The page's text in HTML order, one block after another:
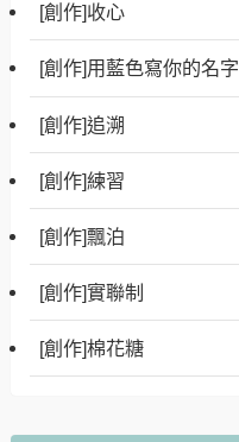
[創作]收心
[創作]用藍色寫你的名字
[創作]追溯
[創作]練習
[創作]飄泊
[創作]實聯制
[創作]棉花糖